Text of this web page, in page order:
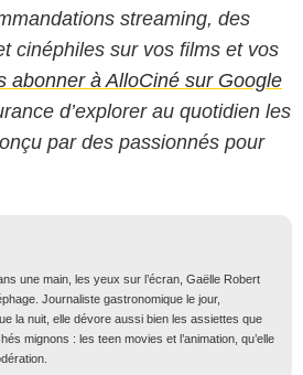
streaming, des
cinéphiles sur vos films et vos
abonner à AlloCiné sur Google
d’explorer au quotidien les
par des passionnés pour
une main, les yeux sur l’écran, Gaëlle Robert
Journaliste gastronomique le jour,
la nuit, elle dévore aussi bien les assiettes que
mignons : les teen movies et l’animation, qu’elle